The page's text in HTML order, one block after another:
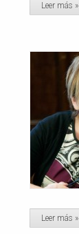
Leer más »
Leer más »